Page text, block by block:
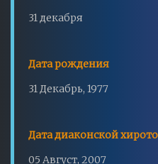
31 декабря
Дата рождения
31 Декабрь, 1977
Дата диаконской
05 Август, 2007